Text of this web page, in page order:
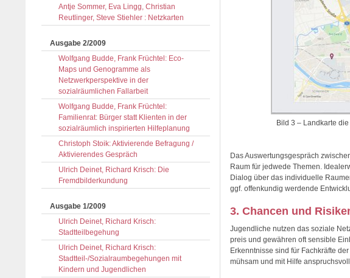
Bild 3 – Landkarte
Das Auswertungsgespräch
Raum für jedwede Themen.
Dialog über das individuelle
ggf. offenkundig werdende
3. Chancen und
Jugendliche nutzen das soziale
preis und gewähren oft sensible
Erkenntnisse sind für Fachkräfte
mühsam und mit Hilfe
Antje Sommer, Eva Lingg, Christian
Reutlinger, Steve Stiehler : Netzkarten
Ausgabe 2/2009
Wolfgang Budde, Frank Früchtel: Eco-
Maps und Genogramme als
Netzwerkperspektive in der
sozialräumlichen Fallarbeit
Wolfgang Budde, Frank Früchtel:
Familienrat: Bürger statt Klienten in der
sozialräumlich inspirierten Hilfeplanung
Christoph Stoik: Aktivierende Befragung /
Aktivierendes Gespräch
Ulrich Deinet, Richard Krisch: Die
Fremdbilderkundung
Ausgabe 1/2009
Ulrich Deinet, Richard Krisch:
Stadtteilbegehung
Ulrich Deinet, Richard Krisch:
Stadtteil-/Sozialraumbegehungen mit
Kindern und Jugendlichen